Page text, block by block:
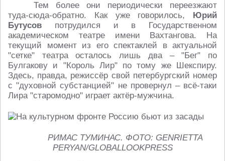
Тем более они периодически переезжают
туда-сюда-обратно. Как уже говорилось, Юрий
Бутусов потрудился и в Государственном
академическом театре имени Вахтангова. На
текущий момент из его спектаклей в актуальной
"сетке" театра осталось лишь два – "Бег" по
Булгакову и "Король Лир" по тому же Шекспиру.
Здесь, правда, режиссёр свой петербургский номер
с "духовной субстанцией" не провернул – всё-таки
Лира "старомодно" играет актёр-мужчина.
РИМАС ТУМИНАС. ФОТО: GENRIETTA
PERYAN/GLOBALLOOKPRESS